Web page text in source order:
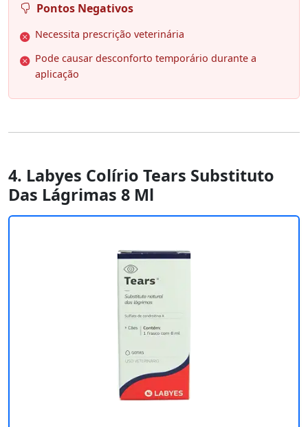
Pontos Negativos
Necessita prescrição veterinária
Pode causar desconforto temporário durante a
aplicação
4. Labyes Colírio Tears Substituto
Das Lágrimas 8 Ml